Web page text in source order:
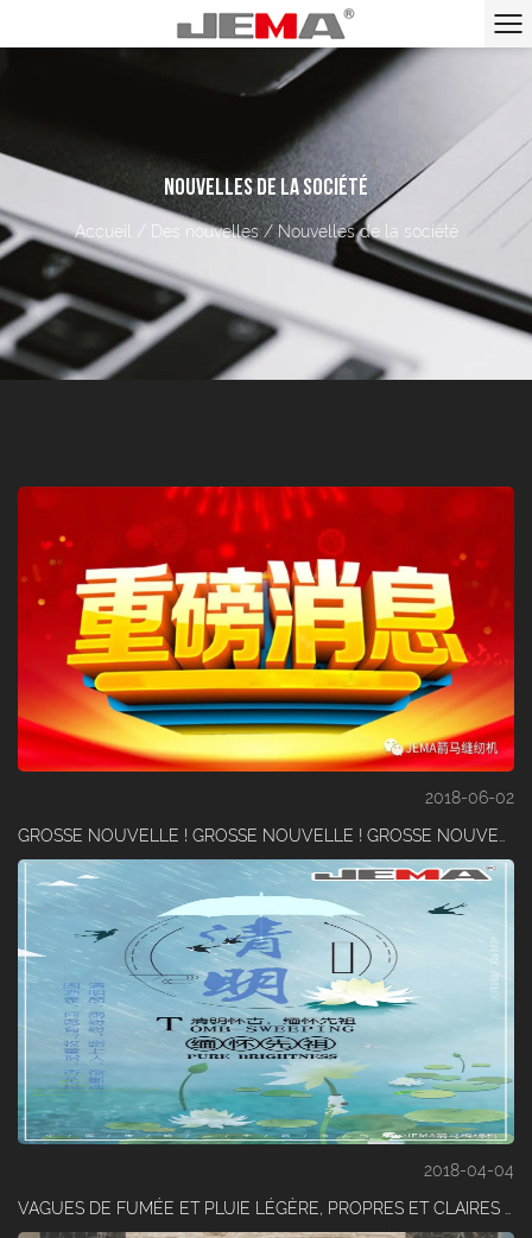
NOUVELLES DE LA SOCIÉTÉ
Accueil / Des nouvelles/ Nouvelles de la société
2018-06-02
2018-04-04